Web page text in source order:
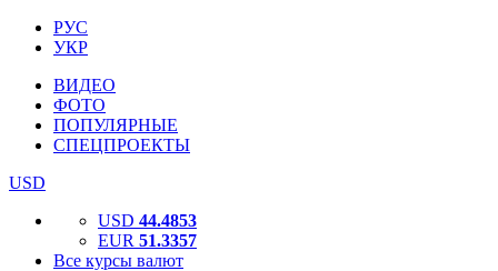
РУС
УКР
ВИДЕО
ФОТО
ПОПУЛЯРНЫЕ
СПЕЦПРОЕКТЫ
USD
USD 44.4853
EUR 51.3357
Все курсы валют